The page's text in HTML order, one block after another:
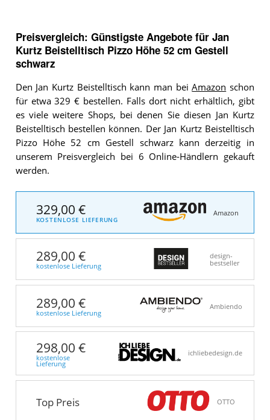
Preisvergleich: Günstigste Angebote für Jan
Kurtz Beistelltisch Pizzo Höhe 52 cm Gestell
schwarz
Den Jan Kurtz Beistelltisch kann man beiAmazon schon
für etwa 329 € bestellen. Falls dort nicht erhältlich, gibt
es viele weitere Shops, bei denen Sie diesen Jan Kurtz
Beistelltisch bestellen können. Der Jan Kurtz Beistelltisch
Pizzo Höhe 52 cm Gestell schwarz kann derzeitig in
unserem Preisvergleich bei 6 Online-Händlern gekauft
werden.
329,00 €
KOSTENLOSE LIEFERUNG
Amazon
289,00 €
kostenlose Lieferung
design-
bestseller
289,00 €
kostenlose Lieferung
Ambiendo
298,00 €
kostenlose
Lieferung
ichliebedesign.de
Top Preis OTTO